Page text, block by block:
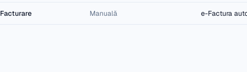
Facturare Manuală e-Factura